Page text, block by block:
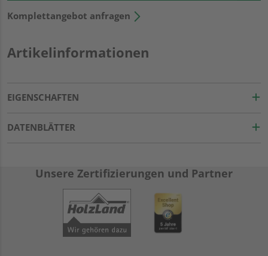
Komplettangebot anfragen
Artikelinformationen
EIGENSCHAFTEN
DATENBLÄTTER
Unsere Zertifizierungen und Partner